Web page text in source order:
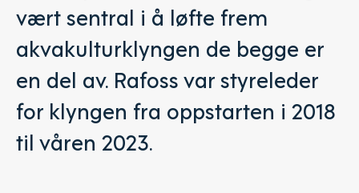
vært sentral i å løfte frem
akvakulturklyngen de begge er
en del av. Rafoss var styreleder
for klyngen fra oppstarten i 2018
til våren 2023.